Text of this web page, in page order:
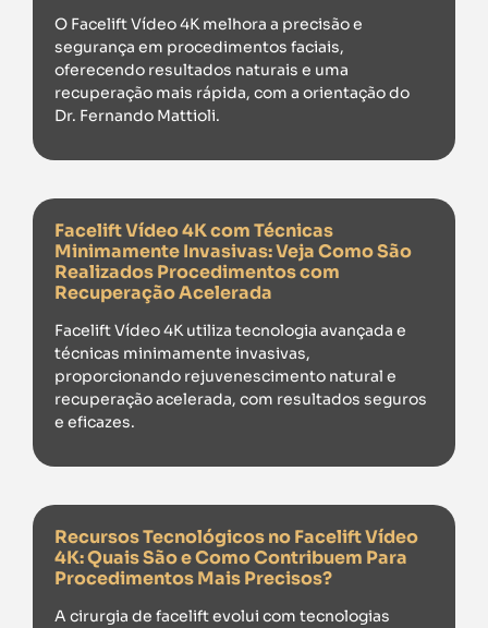
O Facelift Vídeo 4K melhora a precisão e
segurança em procedimentos faciais,
oferecendo resultados naturais e uma
recuperação mais rápida, com a orientação do
Dr. Fernando Mattioli.
Facelift Vídeo 4K com Técnicas
Minimamente Invasivas: Veja Como São
Realizados Procedimentos com
Recuperação Acelerada
Facelift Vídeo 4K utiliza tecnologia avançada e
técnicas minimamente invasivas,
proporcionando rejuvenescimento natural e
recuperação acelerada, com resultados seguros
e eficazes.
Recursos Tecnológicos no Facelift Vídeo
4K: Quais São e Como Contribuem Para
Procedimentos Mais Precisos?
A cirurgia de facelift evolui com tecnologias